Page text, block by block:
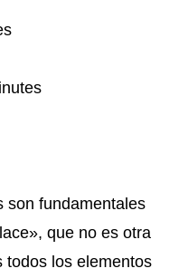
son fundamentales
que no es otra
todos los elementos